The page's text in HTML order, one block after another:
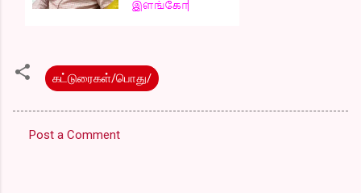
கட்டுரைகள்/பொது/
Post a Comment